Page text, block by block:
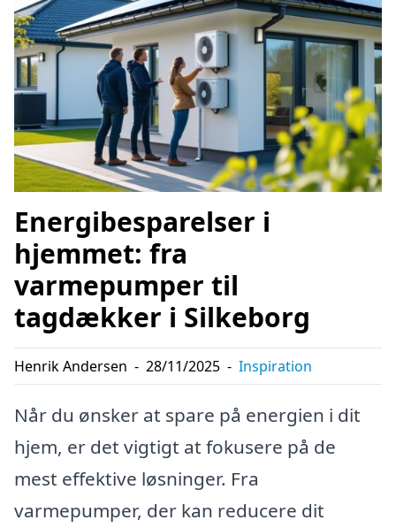
Energibesparelser i
hjemmet: fra
varmepumper til
tagdækker i Silkeborg
Henrik Andersen - 28/11/2025 - Inspiration
Når du ønsker at spare på energien i dit
hjem, er det vigtigt at fokusere på de
mest effektive løsninger. Fra
varmepumper, der kan reducere dit